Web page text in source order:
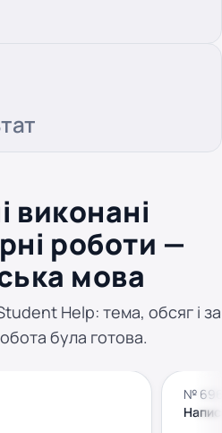
виконані
роботи —
мова
Help: тема, обсяг і за
була готова.
№